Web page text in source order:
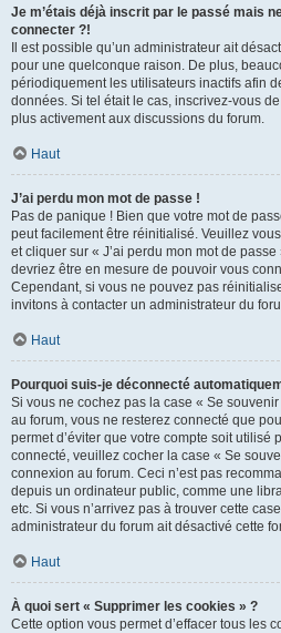
Je m’étais déjà inscrit par le passé mais
connecter ?!
Il est possible qu’un administrateur ait
pour une quelconque raison. De plus,
périodiquement les utilisateurs inactifs afin
données. Si tel était le cas, inscrivez-vous
plus activement aux discussions du forum.
Haut
J’ai perdu mon mot de passe !
Pas de panique ! Bien que votre mot de
peut facilement être réinitialisé. Veuillez
et cliquer sur « J’ai perdu mon mot de
devriez être en mesure de pouvoir vous
Cependant, si vous ne pouvez pas
invitons à contacter un administrateur du
Haut
Pourquoi suis-je déconnecté
Si vous ne cochez pas la case « Se
au forum, vous ne resterez connecté que
permet d’éviter que votre compte soit utilisé
connecté, veuillez cocher la case « Se
connexion au forum. Ceci n’est pas
depuis un ordinateur public, comme une
etc. Si vous n’arrivez pas à trouver cette
administrateur du forum ait désactivé cette
Haut
À quoi sert « Supprimer les cookies » ?
Cette option vous permet d’effacer tous les